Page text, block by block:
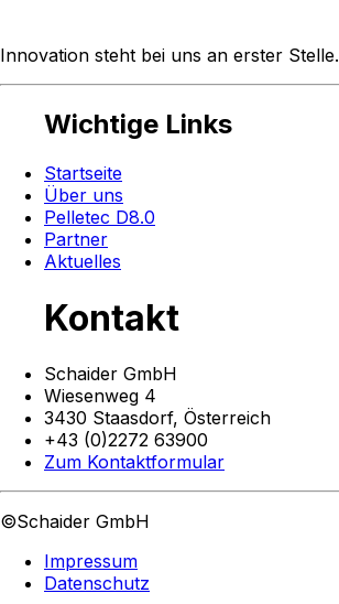
Innovation steht bei uns an erster Stelle.
Wichtige Links
Startseite
Über uns
Pelletec D8.0
Partner
Aktuelles
Kontakt
Schaider GmbH
Wiesenweg 4
3430 Staasdorf, Österreich
+43 (0)2272 63900
Zum Kontaktformular
©Schaider GmbH
Impressum
Datenschutz